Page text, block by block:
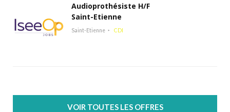
Audioprothésiste H/F
Saint-Etienne
Saint-Etienne CDI
VOIR TOUTES LES OFFRES